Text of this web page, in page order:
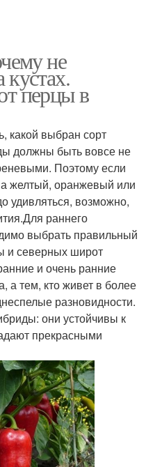
не
перцы в
какой выбран сорт
должны быть вовсе не
Поэтому если
желтый, оранжевый или
удивляться, возможно,
раннего
выбрать правильный
и северных широт
и очень ранние
а тем, кто живет в более
разновидности.
они устойчивы к
прекрасными